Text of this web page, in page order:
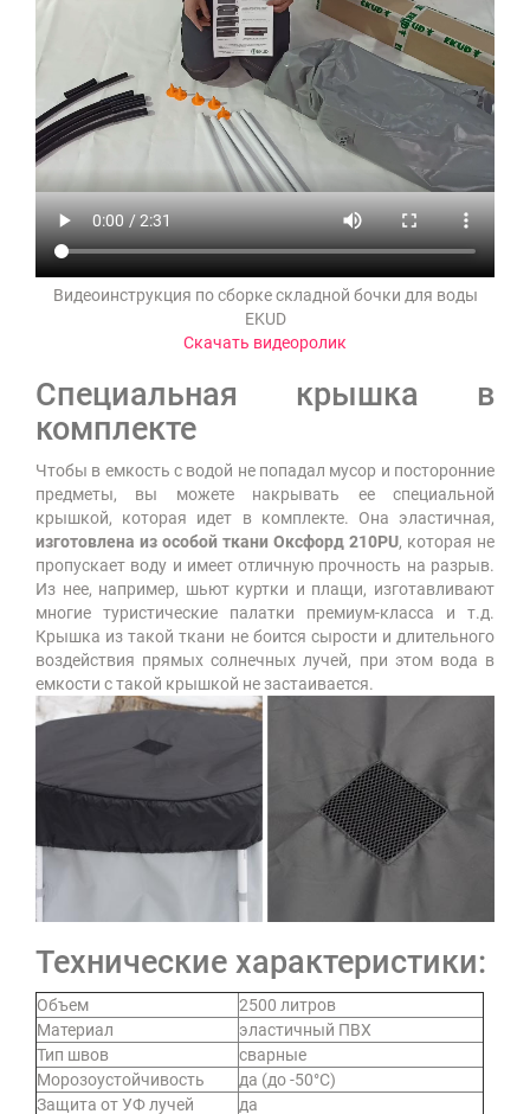
Видеоинструкция по сборке складной бочки для воды
EKUD
Скачать видеоролик
Специальная крышка в
комплекте
Чтобы в емкость с водой не попадал мусор и посторонние
предметы, вы можете накрывать ее специальной
крышкой, которая идет в комплекте. Она эластичная,
изготовлена из особой ткани Оксфорд 210PU, которая не
пропускает воду и имеет отличную прочность на разрыв.
Из нее, например, шьют куртки и плащи, изготавливают
многие туристические палатки премиум-класса и т.д.
Крышка из такой ткани не боится сырости и длительного
воздействия прямых солнечных лучей, при этом вода в
емкости с такой крышкой не застаивается.
Технические характеристики:
Объем
2500 литров
Материал
эластичный ПВХ
Тип швов
сварные
Морозоустойчивость
да (до -50°C)
Защита от УФ лучей
да